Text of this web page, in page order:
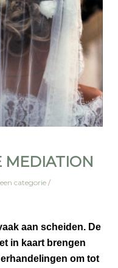
MEDIATION
categorie /
aan scheiden. De
in kaart brengen
om tot